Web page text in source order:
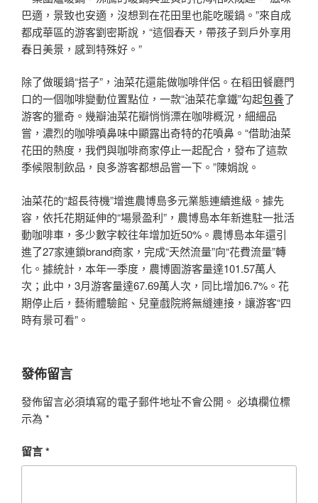
巴適，景致也安適，沒想到在花田里也能吃暖鍋。”來自成
都成華區的游客劉密斯說，“這個春天，帶孩子到戶外享用
春日美景，感到特殊好。”
除了做暖鍋“搭子”，油菜花還能做咖啡伴侶。在稻田餐廳門
口的一個咖啡變動位置點位，一款“油菜花拿鐵”勾起包養了
游客的獵奇。幾瓣油菜花瓣悄悄漂在咖啡概況，細細品
嘗，濃烈的咖啡噴鼻味中顯露出奇特的花噴鼻。“借助油菜
花田的熱度，我們與咖啡商家停止一起配合，發布了這款
季候限制飲品，良多游客都想品嘗一下。”陳娟說。
油菜花的“超長待機”增進農博島多元業態連續進級。據先
容，依托花期延伸的“場景盈利”，農博島本年新進駐一批活
動咖啡車，多少數字較往年增加近50%。農博島本年還引
進了27家連鎖brand商家，完成“天然流量”向“花費流量”轉
化。據統計，本年一季度，農博園游客量達101.57萬人
次；此中，3月游客量達67.69萬人次，同比增加6.7%。花
期停止后，藝術體驗館、兒童戲院將無縫連接，讓游客“四
時有景可看”。
發佈留言
發佈留言必須填寫的電子郵件地址不會公開。 必填欄位標
示為 *
留言*